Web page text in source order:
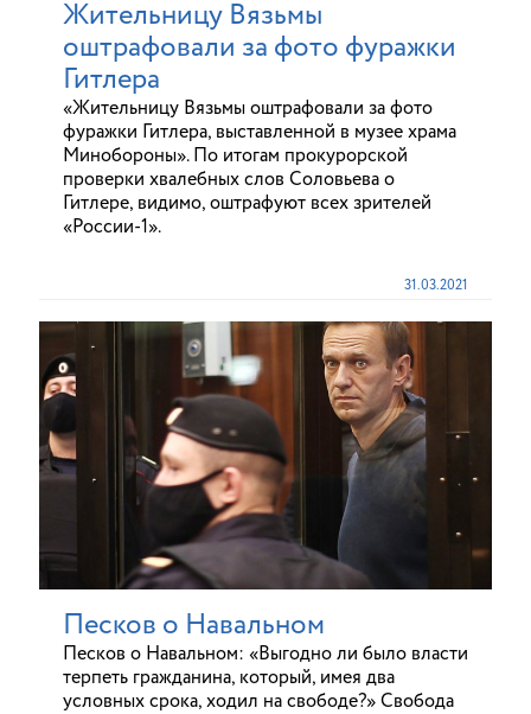
Жительницу Вязьмы
оштрафовали за фото фуражки
Гитлера
«Жительницу Вязьмы оштрафовали за фото
фуражки Гитлера, выставленной в музее храма
Минобороны». По итогам прокурорской
проверки хвалебных слов Соловьева о
Гитлере, видимо, оштрафуют всех зрителей
«России-1».
31.03.2021
Песков о Навальном
Песков о Навальном: «Выгодно ли было власти
терпеть гражданина, который, имея два
условных срока, ходил на свободе?» Свобода